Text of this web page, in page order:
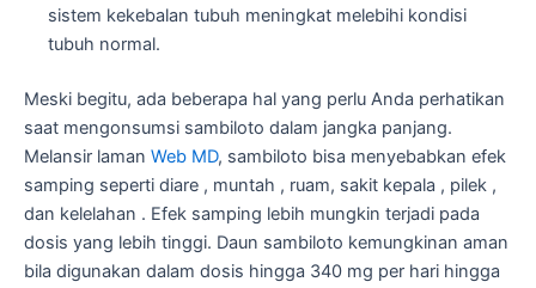
sistem kekebalan tubuh meningkat melebihi kondisi
tubuh normal.
Meski begitu, ada beberapa hal yang perlu Anda perhatikan
saat mengonsumsi sambiloto dalam jangka panjang.
Melansir laman Web MD, sambiloto bisa menyebabkan efek
samping seperti diare , muntah , ruam, sakit kepala , pilek ,
dan kelelahan . Efek samping lebih mungkin terjadi pada
dosis yang lebih tinggi. Daun sambiloto kemungkinan aman
bila digunakan dalam dosis hingga 340 mg per hari hingga